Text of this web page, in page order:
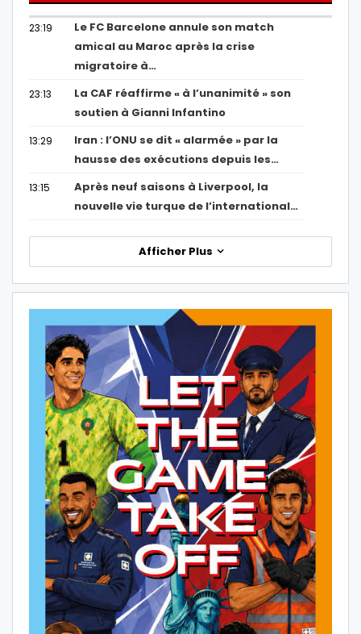
23:19
Le FC Barcelone annule son match
amical au Maroc après la crise
migratoire à…
23:13
La CAF réaffirme « à l’unanimité » son
soutien à Gianni Infantino
13:29
Iran : l’ONU se dit « alarmée » par la
hausse des exécutions depuis les…
13:15
Après neuf saisons à Liverpool, la
nouvelle vie turque de l’international…
Afficher Plus